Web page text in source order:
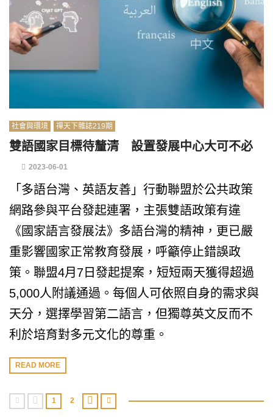
社會與環境 禪天下雜誌219期
雙語國家目標待釐清 設置發展中心大可不必
2023-06-01
「多語台灣、英語友善」行動聯盟於公共政策
網路參與平台發起連署，主張雙語政策有違
《國家語言發展法》多語台灣的精神，更已嚴
重影響國家正常教育發展，呼籲停止錯誤政
策。聯盟4月7日發起提案，短短兩天獲得超過
5,000人附議通過。每個人可依照自身的需求與
天分，選擇學習第二語言，但獨尊英文反而不
利於培育對多元文化的尊重。
READ MORE
1 2